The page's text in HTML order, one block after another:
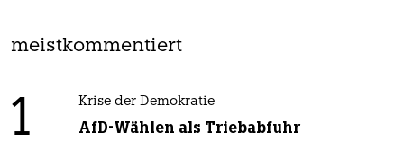
meistkommentiert
1 Krise der Demokratie
AfD-Wählen als Triebabfuhr